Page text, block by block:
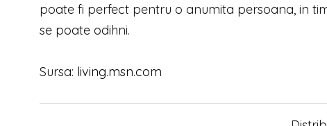
poate fi perfect pentru o anumita persoana, in
se poate odihni.
Sursa: living.msn.com